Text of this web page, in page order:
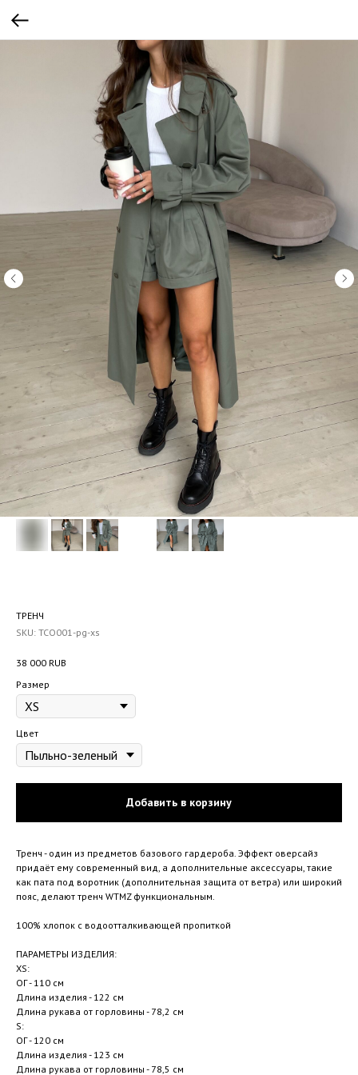
ТРЕНЧ
SKU: TCO001-pg-xs
38 000 RUB
Размер
Цвет
Добавить в корзину
Тренч - один из предметов базового гардероба. Эффект оверсайз
придаёт ему современный вид, а дополнительные аксессуары, такие
как пата под воротник (дополнительная защита от ветра) или широкий
пояс, делают тренч WTMZ функциональным.
100% хлопок с водоотталкивающей пропиткой
ПАРАМЕТРЫ ИЗДЕЛИЯ:
XS:
ОГ - 110 см
Длина изделия - 122 см
Длина рукава от горловины - 78,2 см
S:
ОГ - 120 см
Длина изделия - 123 см
Длина рукава от горловины - 78,5 см